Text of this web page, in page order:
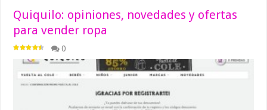
Quiquilo: opiniones, novedades y ofertas
para vender ropa
0